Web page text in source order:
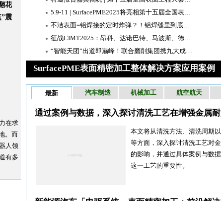
SurfacePME表面精密加工整体解决方案应用案例
最新 汽车制造 机械加工 航空航天
本文将从清洗方法、清洗周期
等方面，深入探讨清洗工艺对
的影响，并通过具体案例与数
这一工艺的重要性。
花
震
在求
。而
人领
有多